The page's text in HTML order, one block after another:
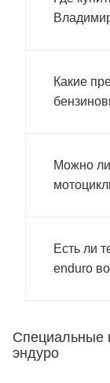
Какие
Можно
Есть ли
enduro
Специальные
эндуро